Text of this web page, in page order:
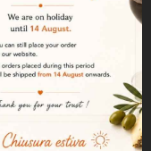
fabricare